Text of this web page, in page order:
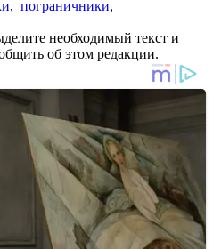
, пограничники,
необходимый текст и
об этом редакции.